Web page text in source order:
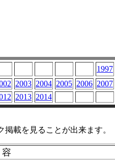
1997
2003 2004 2005 2006 2007
2013 2014
載を見ることが出来ます。
容